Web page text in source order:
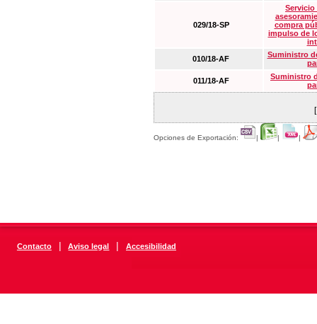
029/18-SP
Servicio
compra
impulso de
010/18-AF
Suministro
011/18-AF
Suministro
Opciones de Exportación: | | |
Contacto | Aviso legal | Accesibilidad